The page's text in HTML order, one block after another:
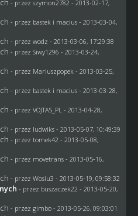
- przez szymon2782 - 2013-02-17,
- przez bastek i macius- 2013-03-04,
- przez wodz - 2013-03-06, 17:29:38
- przez Siwy1296 - 2013-03-24,
- przez Mariuszpopek - 2013-03-25,
- przez bastek i macius- 2013-03-28,
- przez VOJTAS_PL- 2013-04-28,
- przez ludwiks- 2013-05-07, 10:49:39
- przez tomek42 - 2013-05-08,
- przez movetrans- 2013-05-16,
- przez Wosiu3 - 2013-05-19, 09:58:32
- przez buszaczek22 - 2013-05-20,
- przez gimbo- 2013-05-26, 09:03:01